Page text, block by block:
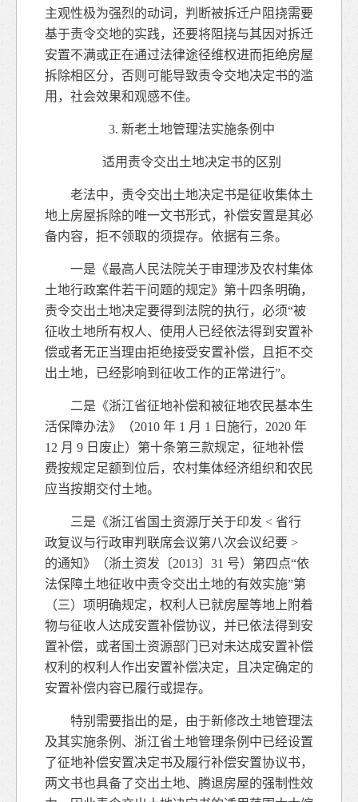
主观性极为强烈的动词，判断被拆迁户阻挠需要
基于责令交地的实践，还要将阻挠与其因对拆迁
安置不满或正在通过法律途径维权进而拒绝房屋
拆除相区分，否则可能导致责令交地决定书的滥
用，社会效果和观感不佳。
3. 新老土地管理法实施条例中
适用责令交出土地决定书的区别
老法中，责令交出土地决定书是征收集体土
地上房屋拆除的唯一文书形式，补偿安置是其必
备内容，拒不领取的须提存。依据有三条。
一是《最高人民法院关于审理涉及农村集体
土地行政案件若干问题的规定》第十四条明确，
责令交出土地决定要得到法院的执行，必须“被
征收土地所有权人、使用人已经依法得到安置补
偿或者无正当理由拒绝接受安置补偿，且拒不交
出土地，已经影响到征收工作的正常进行”。
二是《浙江省征地补偿和被征地农民基本生
活保障办法》（2010 年 1 月 1 日施行，2020 年
12 月 9 日废止）第十条第三款规定，征地补偿
费按规定足额到位后，农村集体经济组织和农民
应当按期交付土地。
三是《浙江省国土资源厅关于印发 < 省行
政复议与行政审判联席会议第八次会议纪要 >
的通知》（浙土资发〔2013〕31 号）第四点“依
法保障土地征收中责令交出土地的有效实施”第
（三）项明确规定，权利人已就房屋等地上附着
物与征收人达成安置补偿协议，并已依法得到安
置补偿，或者国土资源部门已对未达成安置补偿
权利的权利人作出安置补偿决定，且决定确定的
安置补偿内容已履行或提存。
特别需要指出的是，由于新修改土地管理法
及其实施条例、浙江省土地管理条例中已经设置
了征地补偿安置决定书及履行补偿安置协议书，
两文书也具备了交出土地、腾退房屋的强制性效